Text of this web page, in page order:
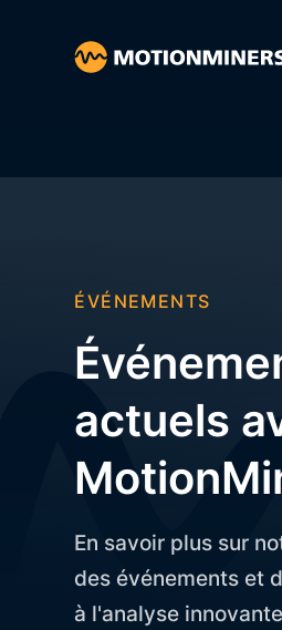
ÉVÉNEMENTS
actuels
En savoir plus sur
des événements et
à l'analyse